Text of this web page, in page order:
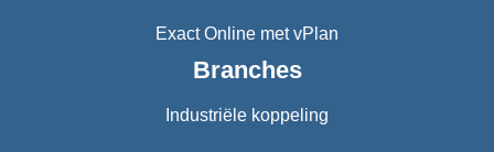
Exact Online met vPlan
Branches
Industriële koppeling